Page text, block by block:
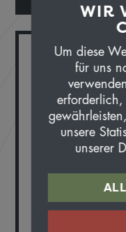
Ich freue
tollen Guides
halten.
NIE
WIR
Um diese
für uns
erforderlich,
unsere
unserer